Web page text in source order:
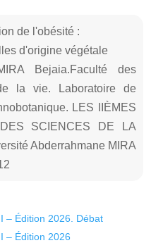
de l'obésité :
d'origine végétale
Bejaia.Faculté des
la vie. Laboratoire de
LES IIÈMES
SCIENCES DE LA
Abderrahmane MIRA
– Édition 2026. Débat
– Édition 2026